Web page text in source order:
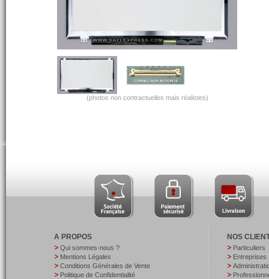
(photos non contractuelles mais réalistes)
A PROPOS
Qui sommes-nous ?
Mentions Légales
Conditions Générales de Vente
Politique de Confidentialité
NOS
Particuliers
Entreprises